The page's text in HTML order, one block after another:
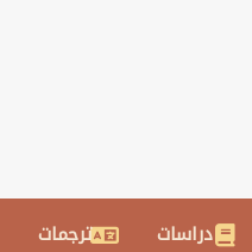
دراسات ترجمات